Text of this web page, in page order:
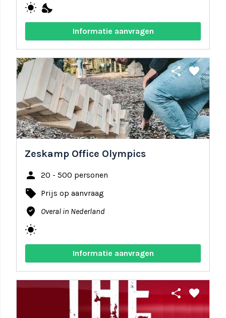
wb_sunny nights_stay
Informatie aanvragen
share favorite
Zeskamp Office Olympics
person 20 - 500 personen
local_offer Prijs op aanvraag
where_to_vote Overal in Nederland
wb_sunny
Informatie aanvragen
share favorite